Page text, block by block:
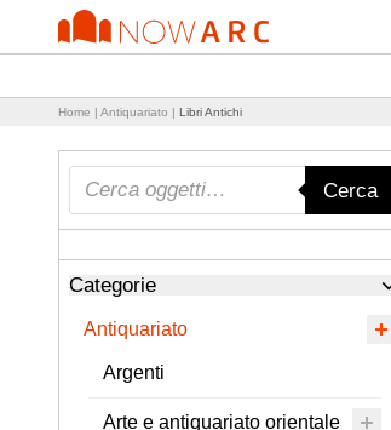
Home | Antiquariato | Libri Antichi
Products search
Cerca
Categorie
Antiquariato
Argenti
Arte e antiquariato orientale